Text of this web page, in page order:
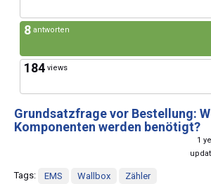
8 antworten
184 views
Grundsatzfrage vor Bestellung:
Komponenten werden benötigt?
1
Tags: EMS Wallbox Zähler